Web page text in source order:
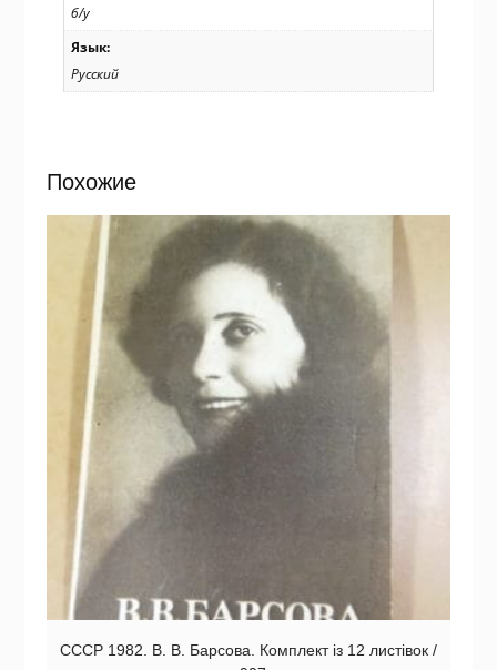
б/у
Язык:
Русский
Похожие
СССР 1982. В. В. Барсова. Комплект із 12 листівок /